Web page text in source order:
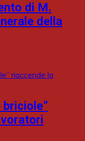
di M.
della